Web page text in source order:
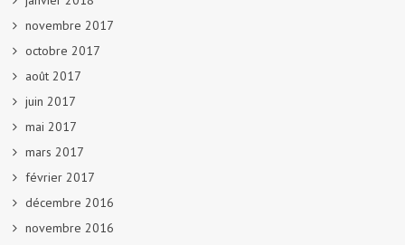
novembre 2017
octobre 2017
août 2017
juin 2017
mai 2017
mars 2017
février 2017
décembre 2016
novembre 2016